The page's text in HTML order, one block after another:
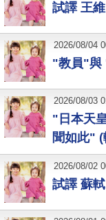
試譯 王
"教員"與
2026/08/04
"日本天
聞如此" (
2026/08/03
試譯 蘇
2026/08/02